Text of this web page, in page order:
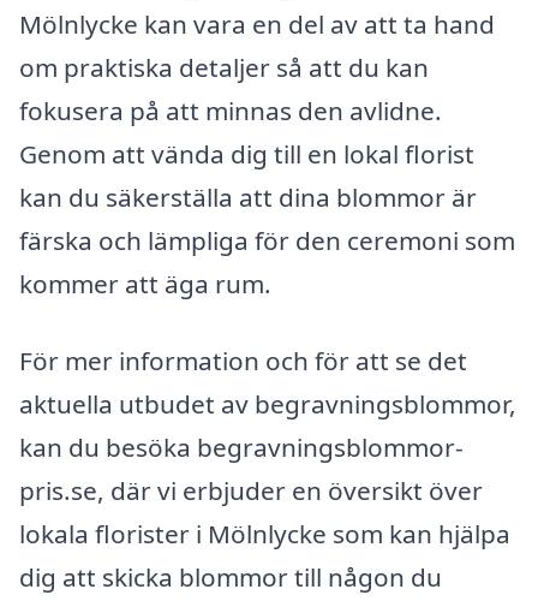
Mölnlycke kan vara en del av att ta hand
om praktiska detaljer så att du kan
fokusera på att minnas den avlidne.
Genom att vända dig till en lokal florist
kan du säkerställa att dina blommor är
färska och lämpliga för den ceremoni som
kommer att äga rum.
För mer information och för att se det
aktuella utbudet av begravningsblommor,
kan du besöka begravningsblommor-
pris.se, där vi erbjuder en översikt över
lokala florister i Mölnlycke som kan hjälpa
dig att skicka blommor till någon du